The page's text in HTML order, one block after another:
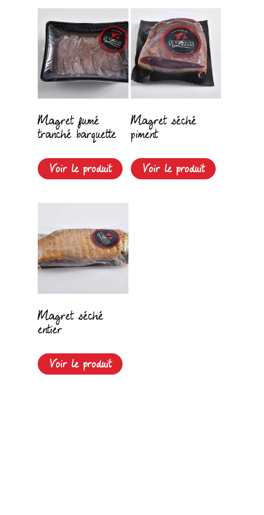
Magret fumé
tranché barquette
Voir le produit
Magret séché
piment
Voir le produit
Magret séché
entier
Voir le produit